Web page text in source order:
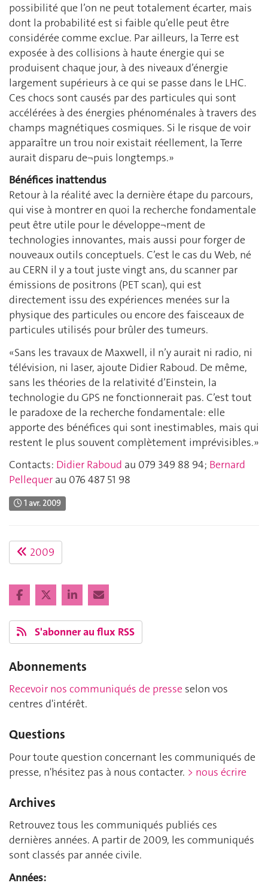
possibilité que l’on ne peut totalement écarter, mais
dont la probabilité est si faible qu’elle peut être
considérée comme exclue. Par ailleurs, la Terre est
exposée à des collisions à haute énergie qui se
produisent chaque jour, à des niveaux d’énergie
largement supérieurs à ce qui se passe dans le LHC.
Ces chocs sont causés par des particules qui sont
accélérées à des énergies phénoménales à travers des
champs magnétiques cosmiques. Si le risque de voir
apparaître un trou noir existait réellement, la Terre
aurait disparu de¬puis longtemps.»
Bénéfices inattendus
Retour à la réalité avec la dernière étape du parcours,
qui vise à montrer en quoi la recherche fondamentale
peut être utile pour le développe¬ment de
technologies innovantes, mais aussi pour forger de
nouveaux outils conceptuels. C’est le cas du Web, né
au CERN il y a tout juste vingt ans, du scanner par
émissions de positrons (PET scan), qui est
directement issu des expériences menées sur la
physique des particules ou encore des faisceaux de
particules utilisés pour brûler des tumeurs.
«Sans les travaux de Maxwell, il n’y aurait ni radio, ni
télévision, ni laser, ajoute Didier Raboud. De même,
sans les théories de la relativité d’Einstein, la
technologie du GPS ne fonctionnerait pas. C’est tout
le paradoxe de la recherche fondamentale: elle
apporte des bénéfices qui sont inestimables, mais qui
restent le plus souvent complètement imprévisibles.»
Contacts: Didier Raboud au 079 349 88 94; Bernard
Pellequer au 076 487 51 98
1 avr. 2009
2009
S'abonner au flux RSS
Abonnements
Recevoir nos communiqués de presse selon vos
centres d'intérêt.
Questions
Pour toute question concernant les communiqués de
presse, n'hésitez pas à nous contacter. > nous écrire
Archives
Retrouvez tous les communiqués publiés ces
dernières années. A partir de 2009, les communiqués
sont classés par année civile.
Années: